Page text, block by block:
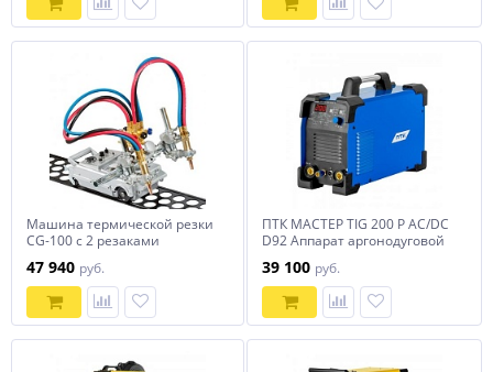
Машина термической резки
CG-100 с 2 резаками
47 940 руб.
ПТК МАСТЕР TIG 200 P AC/DC
D92 Аппарат аргонодуговой
39 100 руб.